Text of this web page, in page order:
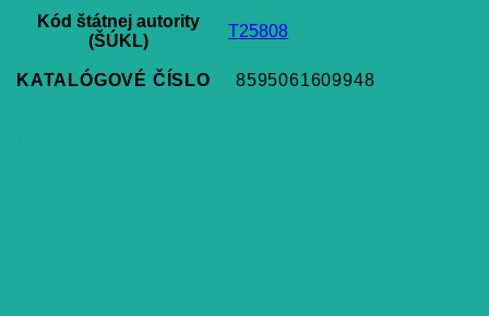
Kód štátnej autority
(ŠÚKL)
T25808
KATALÓGOVÉ ČÍSLO 8595061609948